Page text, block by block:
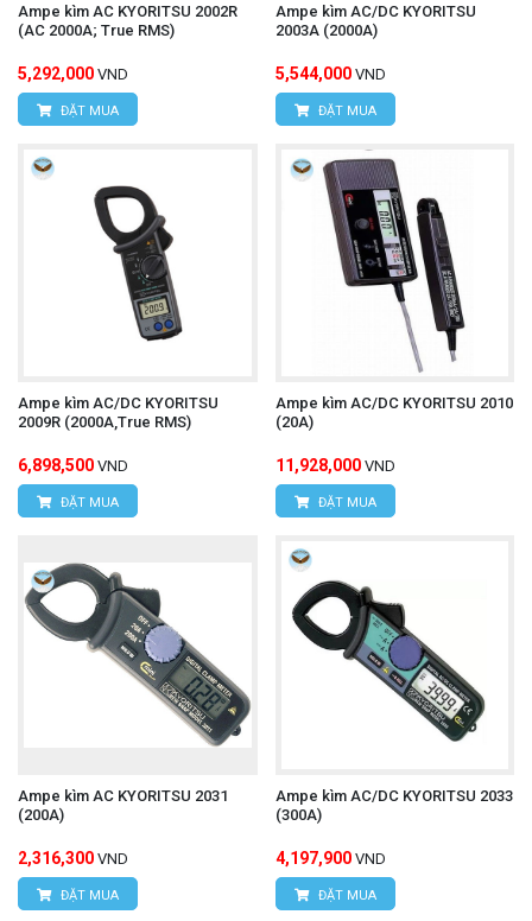
Kiên, Huyện Bình Chánh, Tp.Hồ Chí Minh.
Hotline: 0934.616.395
Email:
vantien2307@gmail.com
Tham khảo thêm:
Máy đo độ dày lớp phủ UNI-T
UT343D
Ampe kìm AC KYORITSU 2002R
(AC 2000A; True RMS)
5,292,000 VND
ĐẶT MUA
Ampe kìm AC/DC KYORITSU
2003A (2000A)
5,544,000 VND
ĐẶT MUA
Ampe kìm AC/DC KYORITSU
2009R (2000A,True RMS)
6,898,500 VND
ĐẶT MUA
Ampe kìm AC/DC KYORITSU 2010
(20A)
11,928,000 VND
ĐẶT MUA
Ampe kìm AC KYORITSU 2031
(200A)
2,316,300 VND
ĐẶT MUA
Ampe kìm AC/DC KYORITSU 2033
(300A)
4,197,900 VND
ĐẶT MUA